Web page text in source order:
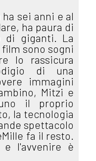
sei anni e al
ha paura di
di giganti. La
sono sogni
lo rassicura
di una
immagini
Mitzi e
il proprio
la tecnologia
spettacolo
fa il resto.
e l'avvenire è